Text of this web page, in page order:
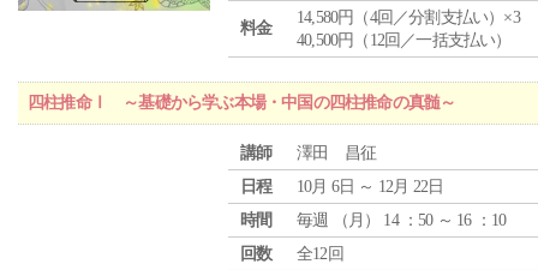
料金
14,580円（4回／分割支払い）×3
40,500円（12回／一括支払い）
四柱推命Ⅰ ～基礎から学ぶ本場・中国の四柱推命の真髄～
講師
澤田 昌征
日程
10月 6日 ～ 12月 22日
時間
毎週 （ 月 ） 14 ：50 ～ 16 ：10
回数
全12回